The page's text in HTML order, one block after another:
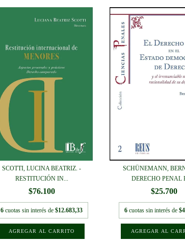
SCOTTI, LUCINA BEATRIZ. -
RESTITUCIÓN IN...
$76.100
6 cuotas sin interés de$12.683,33
SCHÜNEMANN,
DERECHO PENAL
$25.700
6 cuotas sin interés de